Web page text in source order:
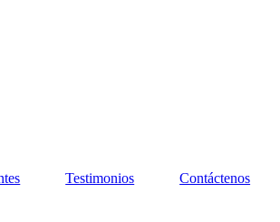
Testimonios Contáctenos